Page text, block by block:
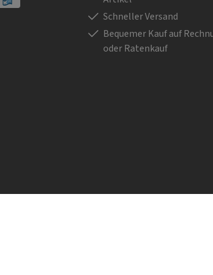
Barzahlung bei Abholung Schneller Versand
Bequemer Kauf auf
oder Ratenkauf